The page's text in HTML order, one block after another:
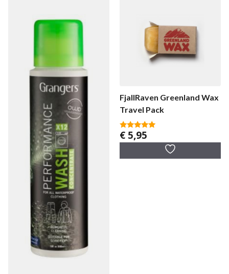
FjallRaven Greenland Wax
Travel Pack
5.00
van 5
€ 5,95